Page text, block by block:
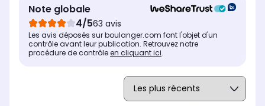
Note globale
4/563 avis
Les avis déposés sur boulanger.com font l'objet d'un
contrôle avant leur publication. Retrouvez notre
procédure de contrôleen cliquant ici.